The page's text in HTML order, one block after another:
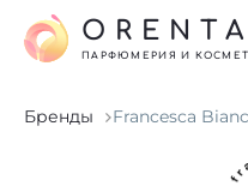
ПАРФЮМЕРИЯ И
Бренды Francesca